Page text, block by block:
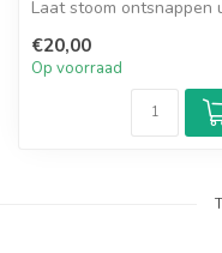
Laat stoom ontsnappen
✓ Hoogwaa...
€20,00
Op voorraad